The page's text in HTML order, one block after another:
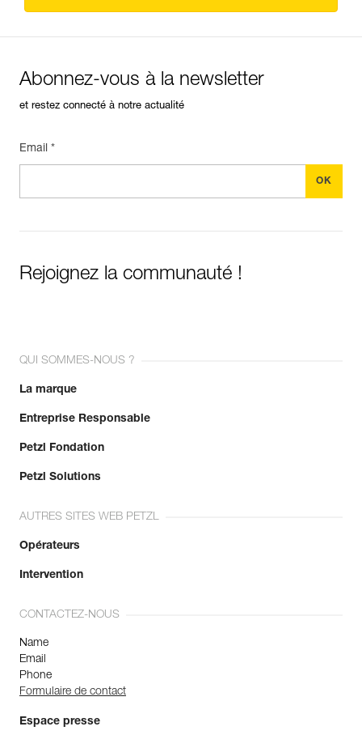
Abonnez-vous à la newsletter
et restez connecté à notre actualité
Email *
Rejoignez la communauté !
QUI SOMMES-NOUS ?
La marque
Entreprise Responsable
Petzl Fondation
Petzl Solutions
AUTRES SITES WEB PETZL
Opérateurs
Intervention
CONTACTEZ-NOUS
Name
Email
Phone
Formulaire de contact
Espace presse